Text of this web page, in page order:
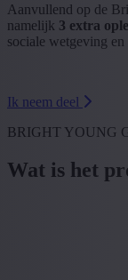
Aanvullend op de
namelijk 3 extra
sociale wetgeving
Ik neem deel
BRIGHT YOUNG
Wat is het